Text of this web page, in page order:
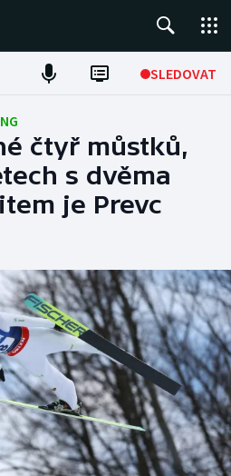
SLEDOVAT
čtyř můstků,
s dvěma
je Prevc